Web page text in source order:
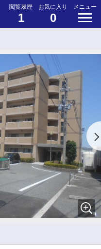
閲覧履歴
1
お気に入り
0
メニュー